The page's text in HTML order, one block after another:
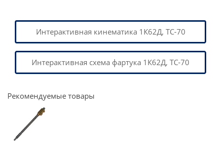
Интерактивная кинематика 1К62Д, ТС-70
Интерактивная схема фартука 1К62Д, ТС-70
Рекомендуемые товары